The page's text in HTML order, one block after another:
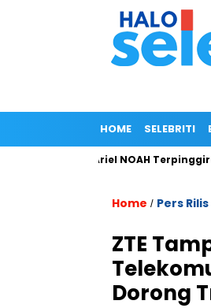
HOME SELEBRITI
Wong, Ariel NOAH Terpinggirkan?
Home / Pers Rilis
ZTE
Dorong